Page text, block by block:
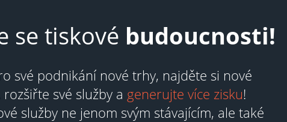
se tiskové budoucnosti!
své podnikání nové trhy, najděte si nové
rozšiřte své služby a generujte více zisku!
služby ne jenom svým stávajícím, ale také